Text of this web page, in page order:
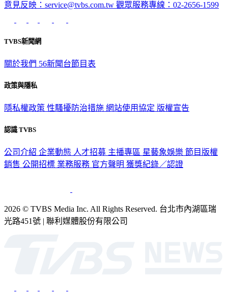
意見反映：service@tvbs.com.tw 觀眾服務專線：02-2656-1599
TVBS新聞網
關於我們 56新聞台節目表
政策與隱私
隱私權政策 性騷擾防治措施 網站使用協定 版權宣告
認識 TVBS
公司介紹 企業動態 人才招募 主播專區 星藝象娛樂 節目版權
銷售 公開招標 業務服務 官方聲明 獲獎紀錄／認證
2026 © TVBS Media Inc. All Rights Reserved. 台北市內湖區瑞
光路451號 | 聯利媒體股份有限公司